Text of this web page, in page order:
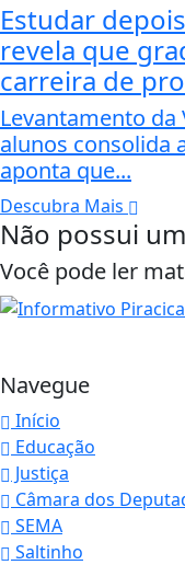
Estudar
revela que
carreira de
Levantamento da
alunos consolida
aponta que...
Descubra Mais
Não possui
Você pode ler
Navegue
Início
Educação
Justiça
Câmara dos
SEMA
Saltinho
Termos
Esse site